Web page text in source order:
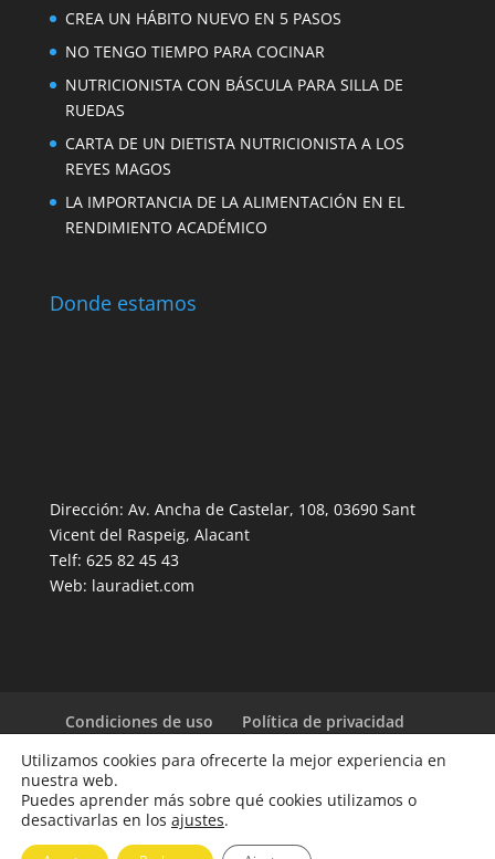
CREA UN HÁBITO NUEVO EN 5 PASOS
NO TENGO TIEMPO PARA COCINAR
NUTRICIONISTA CON BÁSCULA PARA SILLA DE
RUEDAS
CARTA DE UN DIETISTA NUTRICIONISTA A LOS
REYES MAGOS
LA IMPORTANCIA DE LA ALIMENTACIÓN EN EL
RENDIMIENTO ACADÉMICO
Donde estamos
Dirección: Av. Ancha de Castelar, 108, 03690 Sant
Vicent del Raspeig, Alacant
Telf: 625 82 45 43
Web: lauradiet.com
Condiciones de uso
Política de privacidad
@2019 LauraDiet. Todos los derechos reservados.
Utilizamos cookies para ofrecerte la mejor experiencia en
nuestra web.
Puedes aprender más sobre qué cookies utilizamos o
desactivarlas en los ajustes.